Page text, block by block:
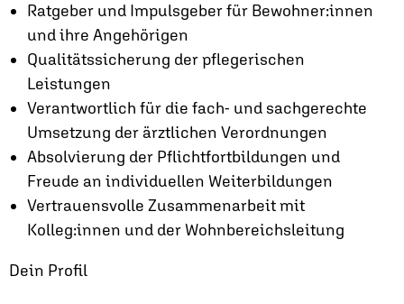
Ratgeber und Impulsgeber für Bewohner:innen
und ihre Angehörigen
Qualitätssicherung der pflegerischen
Leistungen
Verantwortlich für die fach- und sachgerechte
Umsetzung der ärztlichen Verordnungen
Absolvierung der Pflichtfortbildungen und
Freude an individuellen Weiterbildungen
Vertrauensvolle Zusammenarbeit mit
Kolleg:innen und der Wohnbereichsleitung
Dein Profil